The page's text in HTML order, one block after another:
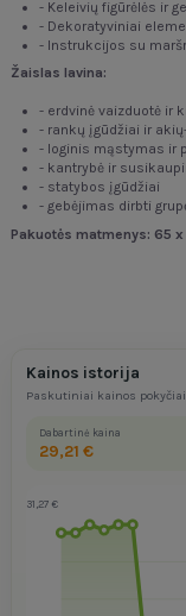
- Keleivių figūrėlės ir
- Dekoratyviniai
- Instrukcijos su
Žaislas lavina:
- erdvinė vaizduotė ir
- rankų įgūdžiai ir
- loginis mąstymas ir
- kantrybė ir
- statybos įgūdžiai
- gebėjimas dirbti
Pakuotės matmenys: 65
Kainos istorija
Paskutiniai kainos pokyčiai
Dabartinė kaina
29,21 €
31,27 €